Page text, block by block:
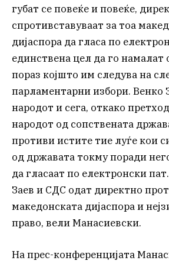
губат се повеќе и повеќе,
спротивставуваат за тоа
дијаспора да гласа по
единствена цел да го намалат
пораз којшто им следува на
парламентарни избори. Венко
народот и сега, откако
народот од сопствената
противи истите тие луѓе кои
од државата токму поради
да гласаат по електронски
Заев и СДС одат директно
македонската дијаспора и
право, вели Манасиевски.
На прес-конференцијата